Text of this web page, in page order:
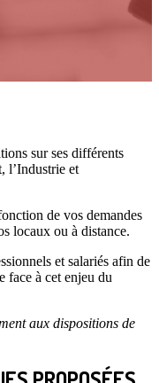
sur ses différents
l’Industrie et
de vos demandes
locaux ou à distance.
et salariés afin de
face à cet enjeu du
aux dispositions de